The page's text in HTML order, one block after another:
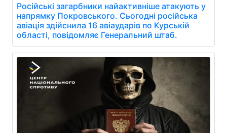
Російські загарбники найактивніше атакують у
напрямку Покровського. Сьогодні російська
авіація здійснила 16 авіаударів по Курській
області, повідомляє Генеральний штаб.